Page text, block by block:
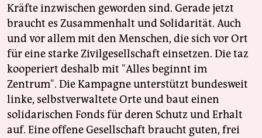
shop
fragen & hilfe
unterstützen
abo
genossenschaft
epaper login
Kräfte inzwischen geworden sind. Gerade jetzt
braucht es Zusammenhalt und Solidarität. Auch
und vor allem mit den Menschen, die sich vor Ort
für eine starke Zivilgesellschaft einsetzen. Die taz
kooperiert deshalb mit "Alles beginnt im
Zentrum". Die Kampagne unterstützt bundesweit
linke, selbstverwaltete Orte und baut einen
solidarischen Fonds für deren Schutz und Erhalt
auf. Eine offene Gesellschaft braucht guten, frei